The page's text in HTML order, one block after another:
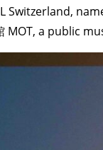
Switzerland,
MOT, a public